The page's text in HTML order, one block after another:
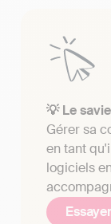
💡 Le
Gérer sa
en tant
logiciels